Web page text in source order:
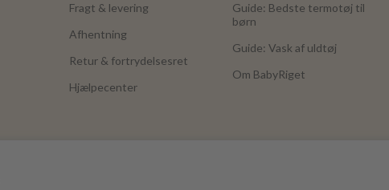
Fragt & levering
Afhentning
Retur & fortrydelsesret
Hjælpecenter
Guide: Bedste termotøj til
børn
Guide: Vask af uldtøj
Om BabyRiget